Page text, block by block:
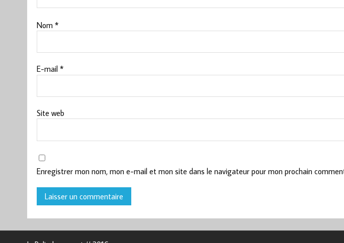
Nom *
E-mail *
Site web
Enregistrer mon nom, mon e-mail et mon site dans le navigateur pour mon prochain